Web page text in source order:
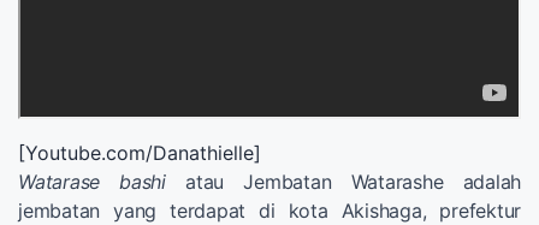
[Youtube.com/Danathielle]
Watarase bashiatau Jembatan Watarashe adalah
jembatan yang terdapat di kota Akishaga, prefektur